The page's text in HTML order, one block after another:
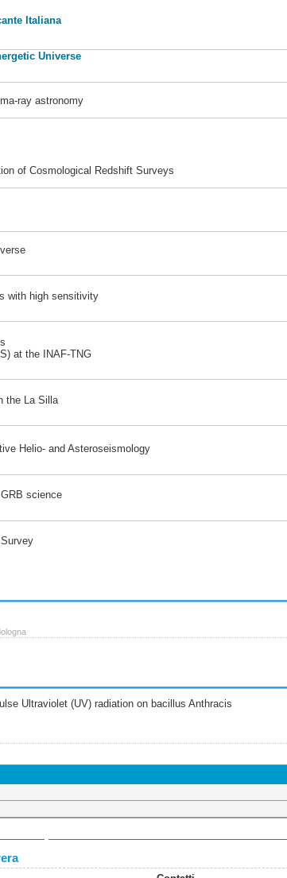
Italiana
Universe
ray astronomy
of Cosmological Redshift Surveys
with high sensitivity
at the INAF-TNG
the La Silla
Helio- and Asteroseismology
science
Ultraviolet (UV) radiation on bacillus Anthracis